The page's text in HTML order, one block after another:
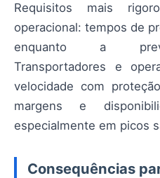
Requisitos mais
operacional: tempos de
enquanto a
Transportadores e
velocidade com
margens e
especialmente em picos
Consequências